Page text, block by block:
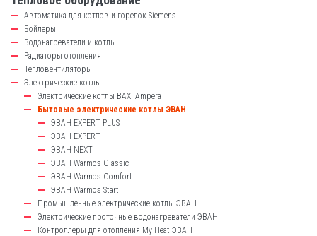
left-
blockАвтоматика для котлов и горелок Siemens
Бойлеры
Водонагреватели и котлы
Радиаторы отопления
Тепловентиляторы
Электрические котлы
Электрические котлы BAXI Ampera
Бытовые электрические котлы ЭВАН
ЭВАН EXPERT PLUS
ЭВАН EXPERT
ЭВАН NEXT
ЭВАН Warmos Classic
ЭВАН Warmos Comfort
ЭВАН Warmos Start
Промышленные электрические котлы ЭВАН
Электрические проточные водонагреватели ЭВАН
Контроллеры для отопления My Heat ЭВАН